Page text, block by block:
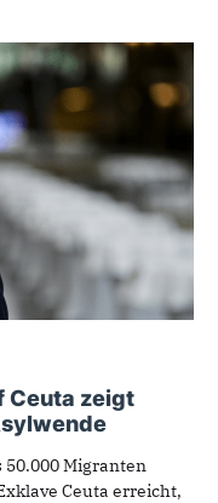
Ceuta zeigt
50.000 Migranten
Ceuta erreicht,